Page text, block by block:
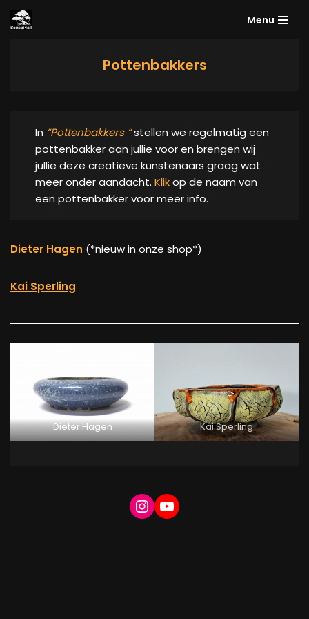
Menu
Pottenbakkers
In “Pottenbakkers “ stellen we regelmatig een
pottenbakker aan jullie voor en brengen wij
jullie deze creatieve kunstenaars graag wat
meer onder aandacht. Klikop de naam van
een pottenbakker voor meer info.
Dieter Hagen (*nieuw in onze shop*)
Kai Sperling
Dieter Hagen Kai Sperling